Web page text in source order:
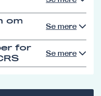
om
Se mere
for
Se mere